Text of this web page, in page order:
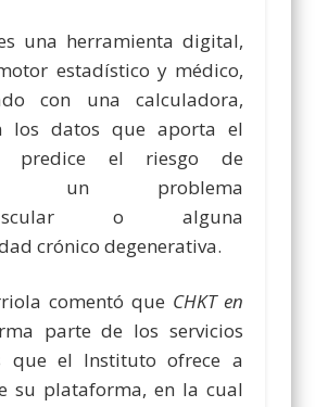
una herramienta digital,
estadístico y médico,
con una calculadora,
los datos que aporta el
predice el riesgo de
un problema
o alguna
crónico degenerativa.
comentó que CHKT en
parte de los servicios
que el Instituto ofrece a
su plataforma, en la cual